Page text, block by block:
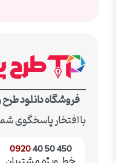
فروشگاه دانلود
با افتخار پاسخگوی
450 50 40
0920